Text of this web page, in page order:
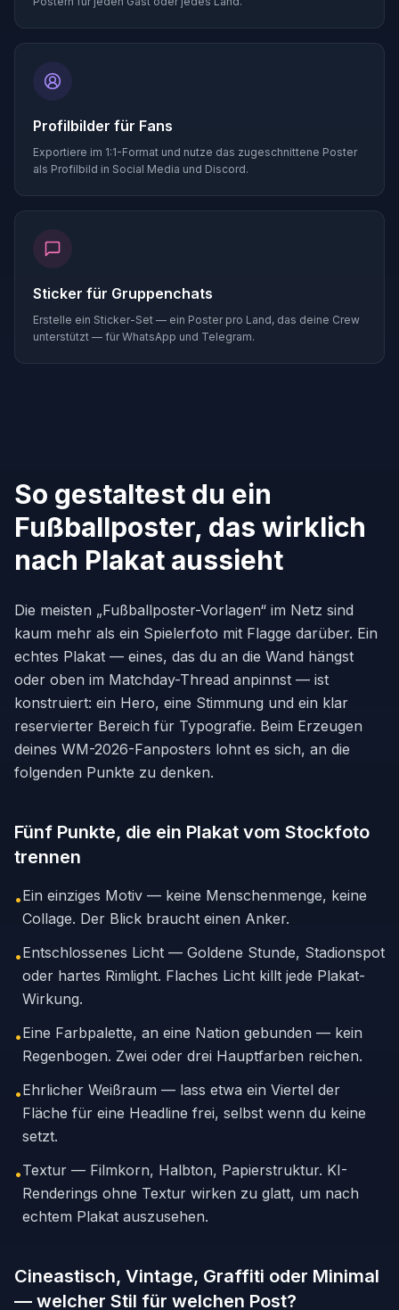
Profilbilder für Fans
Exportiere im 1:1-Format und nutze das zugeschnittene Poster
als Profilbild in Social Media und Discord.
Sticker für Gruppenchats
Erstelle ein Sticker-Set — ein Poster pro Land, das deine Crew
unterstützt — für WhatsApp und Telegram.
So gestaltest du ein
Fußballposter, das wirklich
nach Plakat aussieht
Die meisten „Fußballposter-Vorlagen“ im Netz sind
kaum mehr als ein Spielerfoto mit Flagge darüber. Ein
echtes Plakat — eines, das du an die Wand hängst
oder oben im Matchday-Thread anpinnst — ist
konstruiert: ein Hero, eine Stimmung und ein klar
reservierter Bereich für Typografie. Beim Erzeugen
deines WM-2026-Fanposters lohnt es sich, an die
folgenden Punkte zu denken.
Fünf Punkte, die ein Plakat vom Stockfoto
trennen
•Ein einziges Motiv — keine Menschenmenge, keine
Collage. Der Blick braucht einen Anker.
•Entschlossenes Licht — Goldene Stunde, Stadionspot
oder hartes Rimlight. Flaches Licht killt jede Plakat-
Wirkung.
•Eine Farbpalette, an eine Nation gebunden — kein
Regenbogen. Zwei oder drei Hauptfarben reichen.
•Ehrlicher Weißraum — lass etwa ein Viertel der
Fläche für eine Headline frei, selbst wenn du keine
setzt.
•Textur — Filmkorn, Halbton, Papierstruktur. KI-
Renderings ohne Textur wirken zu glatt, um nach
echtem Plakat auszusehen.
Cineastisch, Vintage, Graffiti oder Minimal
— welcher Stil für welchen Post?